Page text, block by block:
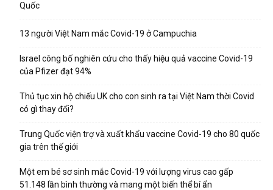
Quốc
13 người Việt Nam mắc Covid-19 ở Campuchia
Israel công bố nghiên cứu cho thấy hiệu quả vaccine Covid-19
của Pfizer đạt 94%
Thủ tục xin hộ chiếu UK cho con sinh ra tại Việt Nam thời Covid
có gì thay đổi?
Trung Quốc viện trợ và xuất khẩu vaccine Covid-19 cho 80 quốc
gia trên thế giới
Một em bé sơ sinh mắc Covid-19 với lượng virus cao gấp
51.148 lần bình thường và mang một biến thể bí ẩn